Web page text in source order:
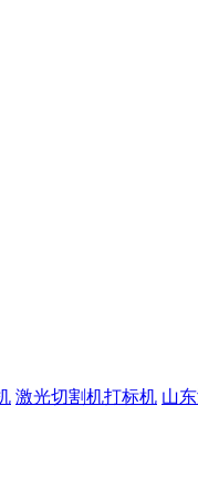
激光切割机打标机 山